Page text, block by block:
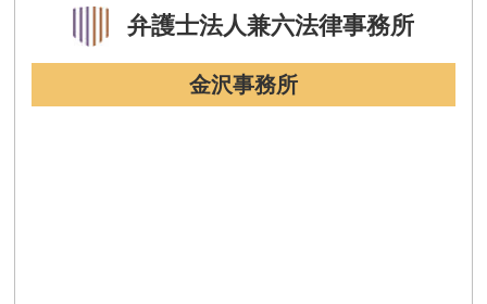
弁護士法人兼六法律事務所
金沢事務所